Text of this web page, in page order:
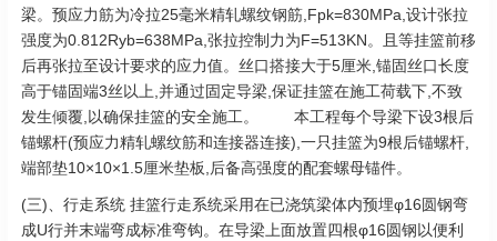
梁。预应力筋为冷拉25毫米精轧螺纹钢筋,Fpk=830MPa,设计张拉
强度为0.812Ryb=638MPa,张拉控制力为F=513KN。且等挂篮前移
后再张拉至设计要求的应力值。丝口搭接大于5厘米,锚固丝口长度
高于锚固端3丝以上,并通过固定导梁,保证挂篮在施工荷载下,不致
发生倾覆,以确保挂篮的安全施工。 本工程每个导梁下设3根后
锚螺杆(预应力精轧螺纹筋和连接器连接),一只挂篮为9根后锚螺杆,
端部垫10×10×1.5厘米垫板,后备高强度的配套螺母锚件。
(三)、行走系统 挂篮行走系统采用在已浇筑梁体内预埋φ16圆钢弯
成U行并末端弯成标准弯钩。在导梁上面放置四根φ16圆钢以便利